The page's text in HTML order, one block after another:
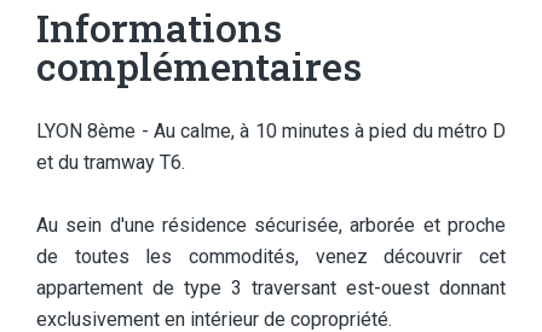
Informations
complémentaires
LYON 8ème - Au calme, à 10 minutes à pied du métro D
et du tramway T6.
Au sein d'une résidence sécurisée, arborée et proche
de toutes les commodités, venez découvrir cet
appartement de type 3 traversant est-ouest donnant
exclusivement en intérieur de copropriété.